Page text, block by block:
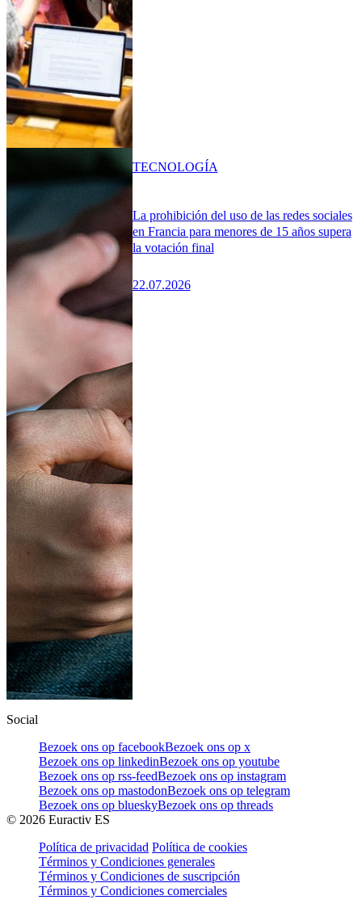
La prohibición del uso de las redes sociales
en Francia para menores de 15 años supera
la votación final
22.07.2026
TECNOLOGÍA
Social
Bezoek ons op facebookBezoek ons op x
Bezoek ons op linkedinBezoek ons op youtube
Bezoek ons op rss-feedBezoek ons op instagram
Bezoek ons op mastodonBezoek ons op telegram
Bezoek ons op blueskyBezoek ons op threads
© 2026 Euractiv ES
Política de privacidad Política de cookies
Términos y Condiciones generales
Términos y Condiciones de suscripción
Términos y Condiciones comerciales